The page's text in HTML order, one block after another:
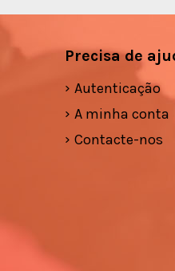
Precisa de
Autenticação
A minha conta
Contacte-nos